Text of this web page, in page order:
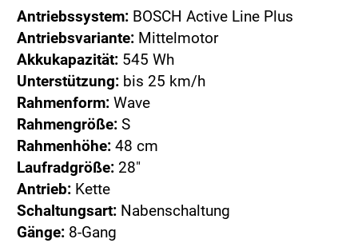
Antriebssystem: BOSCH Active Line Plus
Antriebsvariante: Mittelmotor
Akkukapazität: 545 Wh
Unterstützung: bis 25 km/h
Rahmenform: Wave
Rahmengröße: S
Rahmenhöhe: 48 cm
Laufradgröße: 28"
Antrieb: Kette
Schaltungsart: Nabenschaltung
Gänge: 8-Gang